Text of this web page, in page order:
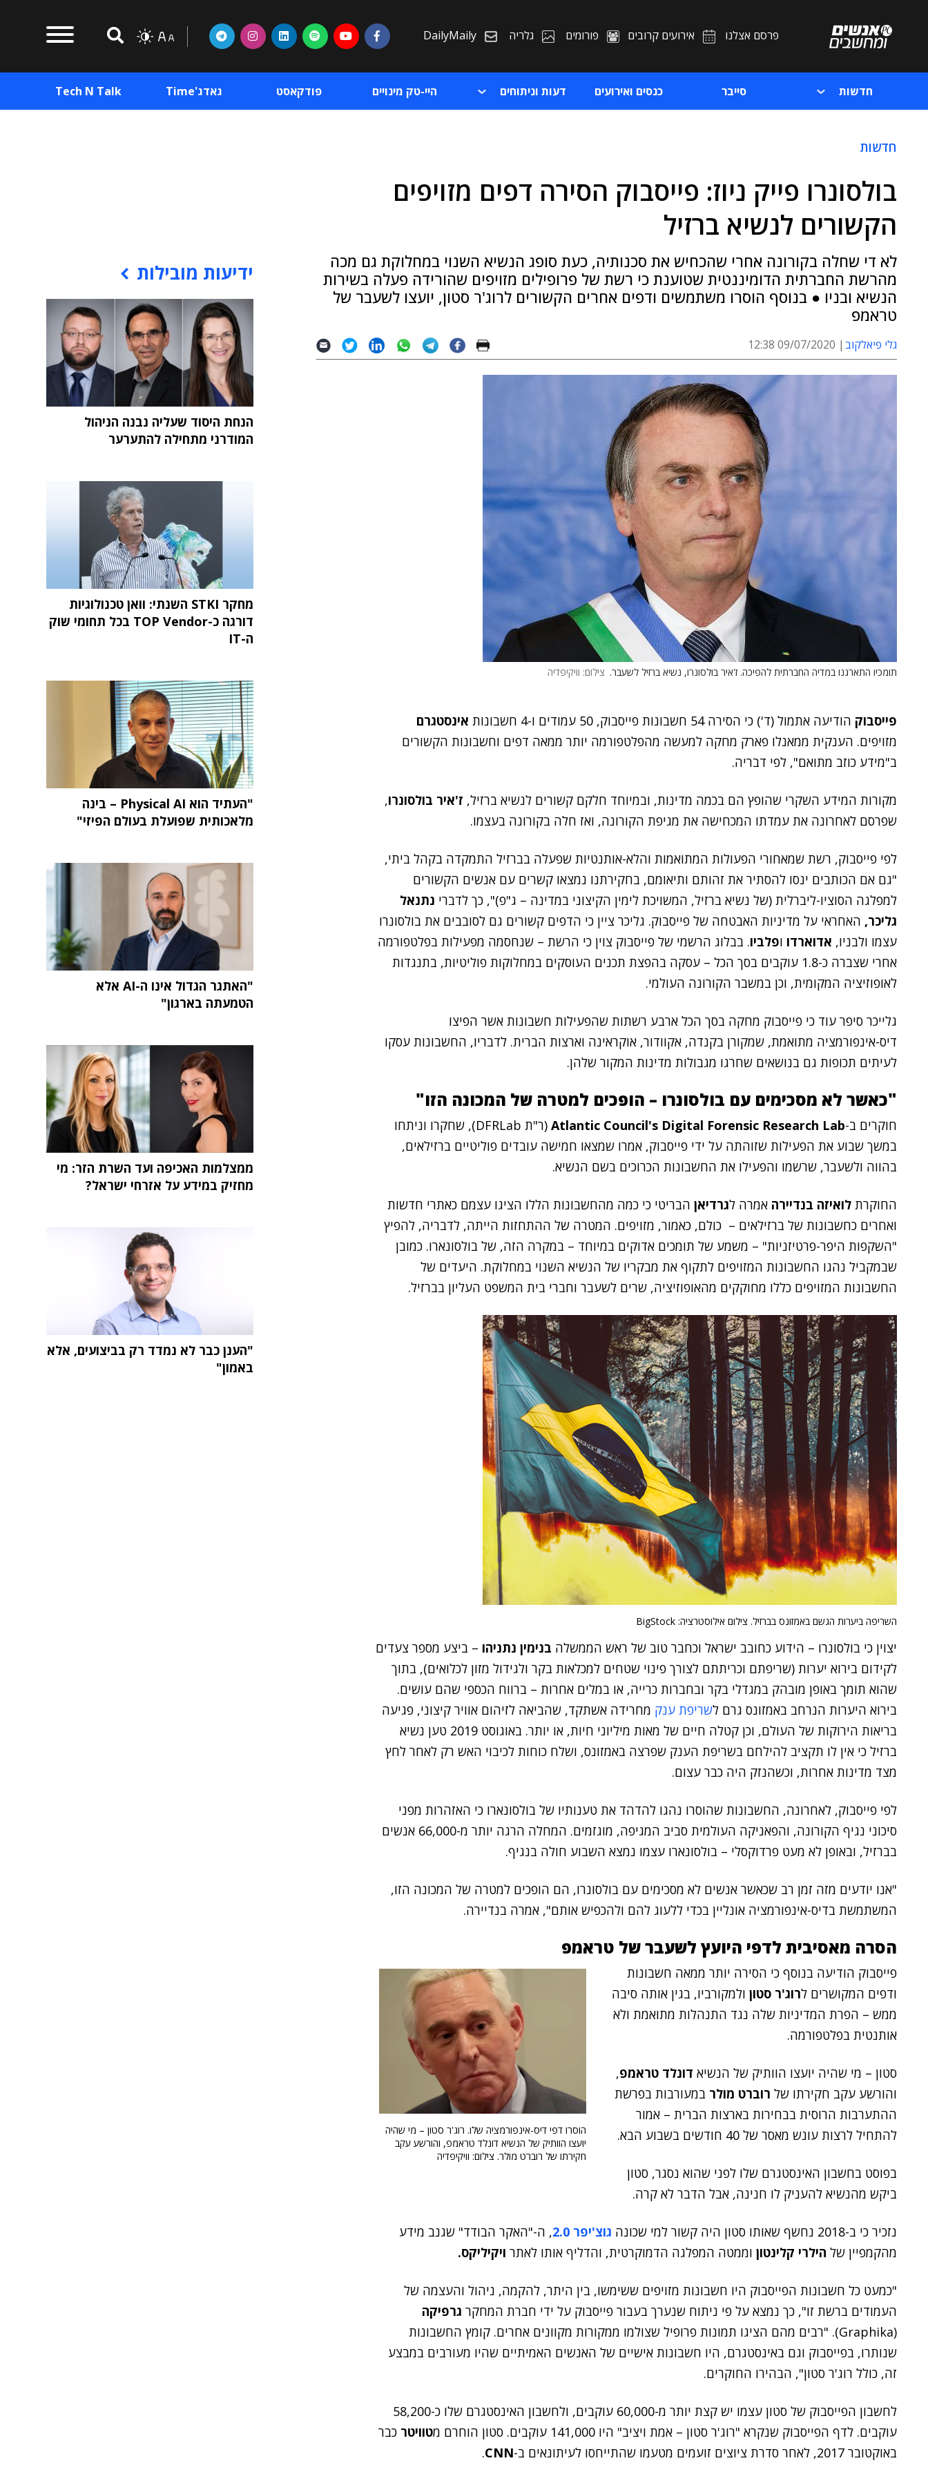
פרסם אצלנו אירועים קרובים פורומים גלריה DailyMaily
חדשות סייבר כנסים ואירועים דעות וניתוחים היי-טק מינויים פודקאסט גאדג'Time Tech N Talk
חדשות
בולסונרו פייק ניוז: פייסבוק הסירה דפים מזויפים
הקשורים לנשיא ברזיל
לא די שחלה בקורונה אחרי שהכחיש את סכנותיה, כעת סופג הנשיא השנוי במחלוקת גם מכה
מהרשת החברתית הדומיננטית שטוענת כי רשת של פרופילים מזויפים שהורידה פעלה בשירות
הנשיא ובניו ● בנוסף הוסרו משתמשים ודפים אחרים הקשורים לרוג'ר סטון, יועצו לשעבר של
טראמפ
גלי פיאלקוב 09/07/2020 12:38
תומכיו התארגנו במדיה החברתית להפיכה. ז'איר בולסונרו, נשיא ברזיל לשעבר. צילום: וויקיפדיה
פייסבוק הודיעה אתמול (ד') כי הסירה 54 חשבונות פייסבוק, 50 עמודים ו-4 חשבונות
אינסטגרם
מזויפים. הענקית ממאנלו פארק מחקה למעשה מהפלטפורמה יותר ממאה דפים וחשבונות הקשורים
ב"מידע כוזב מתואם", לפי דבריה.
מקורות המידע השקרי שהופץ הם בכמה מדינות, ובמיוחד חלקם קשורים לנשיא ברזיל, ז'איר בולסונרו,
שפרסם לאחרונה את עמדתו המכחישה את מגיפת הקורונה, ואז חלה בקורונה בעצמו.
לפי פייסבוק, רשת שמאחורי הפעולות המתואמות והלא-אותנטיות שפעלה בברזיל התמקדה בקהל ביתי,
"גם אם הכותבים ינסו להסתיר את זהותם ותיאומם, בחקירתנו נמצאו קשרים עם אנשים הקשורים
למפלגה הסוציו-ליברלית (של נשיא ברזיל, המשויכת לימין הקיצוני במדינה – ג"פ)", כך לדברי נתנאל
גליכר, האחראי על מדיניות האבטחה של פייסבוק. גליכר ציין כי הדפים קשורים גם לסובבים את בולסונרו
עצמו ולבניו, אדוארדו ופלביו. בבלוג הרשמי של פייסבוק צוין כי הרשת – שנחסמה מפעילות בפלטפורמה
אחרי שצברה כ-1.8 עוקבים בסך הכל – עסקה בהפצת תכנים העוסקים במחלוקות פוליטיות, בתנגדות
לאופוזיציה המקומית, וכן במשבר הקורונה העולמי.
גלייכר סיפר עוד כי פייסבוק מחקה בסך הכל ארבע רשתות שהפעילות חשבונות אשר הפיצו
דיס-אינפורמציה מתואמת, שמקורן בקנדה, אקוודור, אוקראינה וארצות הברית. לדבריו, החשבונות עסקו
לעיתים תכופות גם בנושאים שחרגו מגבולות מדינות המקור שלהן.
"כאשר לא מסכימים עם בולסונרו – הופכים למטרה של המכונה הזו"
חוקרים ב-Atlantic Council's Digital Forensic Research Lab
(ר"ת DFRLab), שחקרו וניתחו
במשך שבוע את הפעילות שזוהתה על ידי פייסבוק, אמרו שמצאו חמישה עובדים פוליטיים ברזילאים,
בהווה ולשעבר, שרשמו והפעילו את החשבונות הכרוכים בשם הנשיא.
החוקרת לואיזה בנדיירה אמרה לגרדיאן הבריטי כי כמה מהחשבונות הללו הציגו עצמם כאתרי חדשות
ואחרים כחשבונות של ברזילאים – כולם, כאמור, מזויפים. המטרה של ההתחזות הייתה, לדבריה, להפיץ
"השקפות היפר-פרטיזניות" – משמע של תומכים אדוקים במיוחד – במקרה הזה, של בולסונארו. כמובן
שבמקביל נהגו החשבונות המזויפים לתקוף את מבקריו של הנשיא השנוי במחלוקת. היעדים של
החשבונות המזויפים כללו מחוקקים מהאופוזיציה, שרים לשעבר וחברי בית המשפט העליון בברזיל.
השריפה ביערות הגשם באמזונס בברזיל. צילום אילוסטרציה: BigStock
יצוין כי בולסונרו – הידוע כחובב ישראל וכחבר טוב של ראש הממשלה בנימין נתניהו – ביצע מספר צעדים
לקידום בירוא יערות (שריפתם וכריתתם לצורך פינוי שטחים למכלאות בקר ולגידול מזון לכלואים), בתוך
שהוא תומך באופן מובהק במגדלי בקר ובחברות כרייה, או במלים אחרות – ברווח הכספי שהם עושים.
בירוא היערות הנרחב באמזונס גרם לשריפת ענק מחרידה אשתקד, שהביאה לזיהום אוויר קיצוני, פגיעה
בריאות הירוקות של העולם, וכן קטלה חיים של מאות מיליוני חיות, או יותר. באוגוסט 2019 טען נשיא
ברזיל כי אין לו תקציב להילחם בשריפת הענק שפרצה באמזונס, ושלח כוחות לכיבוי האש רק לאחר לחץ
מצד מדינות אחרות, וכשהנזק היה כבר עצום.
לפי פייסבוק, לאחרונה, החשבונות שהוסרו נהגו להדהד את טענותיו של בולסונארו כי האזהרות מפני
סיכוני נגיף הקורונה, והפאניקה העולמית סביב המגיפה, מוגזמים. המחלה הרגה יותר מ-66,000 אנשים
בברזיל, ובאופן לא מעט פרדוקסלי – בולסונארו עצמו נמצא השבוע חולה בנגיף.
"אנו יודעים מזה זמן רב שכאשר אנשים לא מסכימים עם בולסונרו, הם הופכים למטרה של המכונה הזו,
המשתמשת בדיס-אינפורמציה אונליין בכדי ללעוג להם ולהכפיש אותם", אמרה בנדיירה.
הסרה מאסיבית לדפי היועץ לשעבר של טראמפ
הוסרו דפי דיס-אינפורמציה שלו. רוג'ר סטון – מי שהיה
יועצו הוותיק של הנשיא דונלד טראמפ, והורשע עקב
חקירתו של רוברט מולר. צילום: וויקיפדיה
פייסבוק הודיעה בנוסף כי הסירה יותר ממאה חשבונות
ודפים המקושרים לרוג'ר סטון ולמקורביו, בגין אותה סיבה
ממש – הפרת המדיניות שלה נגד התנהלות מתואמת ולא
אותנטית בפלטפורמה.
סטון – מי שהיה יועצו הוותיק של הנשיא דונלד טראמפ,
והורשע עקב חקירתו של רוברט מולר במעורבות בפרשת
ההתערבות הרוסית בבחירות בארצות הברית – אמור
להתחיל לרצות עונש מאסר של 40 חודשים בשבוע הבא.
בפוסט בחשבון האינסטגרם שלו לפני שהוא נסגר, סטון
ביקש מהנשיא להעניק לו חנינה, אבל הדבר לא קרה.
נזכיר כי ב-2018 נחשף שאותו סטון היה קשור למי שכונה גוצ'יפר 2.0
, ה-"האקר הבודד" שגנב מידע
מהקמפיין של הילרי קלינטון וממטה המפלגה הדמוקרטית, והדליף אותו לאתר ויקיליקס.
"כמעט כל חשבונות הפייסבוק היו חשבונות מזויפים ששימשו, בין היתר, להקמה, ניהול והעצמה של
העמודים ברשת זו", כך נמצא על פי ניתוח שנערך בעבור פייסבוק על ידי חברת המחקר גרפיקה
(Graphika). "רבים מהם הציגו תמונות פרופיל שצולמו ממקורות מקוונים אחרים. קומץ החשבונות
שנותרו, בפייסבוק וגם באינסטגרם, היו חשבונות אישיים של האנשים האמיתיים שהיו מעורבים במבצע
זה, כולל רוג'ר סטון", הבהירו החוקרים.
לחשבון הפייסבוק של סטון עצמו יש קצת יותר מ-60,000 עוקבים, ולחשבון האינסטגרם שלו כ-58,200
עוקבים. לדף הפייסבוק שנקרא "רוג'ר סטון – אמת ויציב" היו 141,000 עוקבים. סטון הוחרם מ
טוויטר כבר
באוקטובר 2017, לאחר סדרת ציוצים זועמים מטעמו שהתייחסו לעיתונאים ב-
CNN
.
ידיעות מובילות
הנחת היסוד שעליה נבנה הניהול
המודרני מתחילה להתערער
מחקר STKI השנתי: וואן טכנולוגיות
דורגה כ-TOP Vendor בכל תחומי שוק
ה-IT
"העתיד הוא Physical AI – בינה
מלאכותית שפועלת בעולם הפיזי"
"האתגר הגדול אינו ה-AI אלא
הטמעתה בארגון"
ממצלמות האכיפה ועד השרת הזר: מי
מחזיק במידע על אזרחי ישראל?
"הענן כבר לא נמדד רק בביצועים, אלא
באמון"